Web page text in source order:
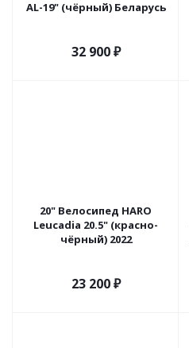
AL-19" (чёрный) Беларусь
32 900₽
20" Велосипед HARO
Leucadia 20.5" (красно-
чёрный) 2022
23 200₽